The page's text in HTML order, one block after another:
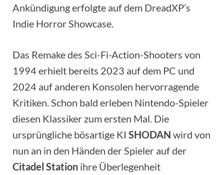
Ankündigung erfolgte auf dem DreadXP’s
Indie Horror Showcase.
Das Remake des Sci-Fi-Action-Shooters von
1994 erhielt bereits 2023 auf dem PC und
2024 auf anderen Konsolen hervorragende
Kritiken. Schon bald erleben Nintendo-Spieler
diesen Klassiker zum ersten Mal. Die
ursprüngliche bösartige KI SHODAN wird von
nun an in den Händen der Spieler auf der
Citadel Station ihre Überlegenheit